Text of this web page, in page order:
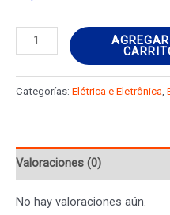
Elevador
vidro
frente
esquerdo
II
1.4
Categorías: Elétrica e Eletrônica
Valoraciones (0)
No hay valoraciones aún.